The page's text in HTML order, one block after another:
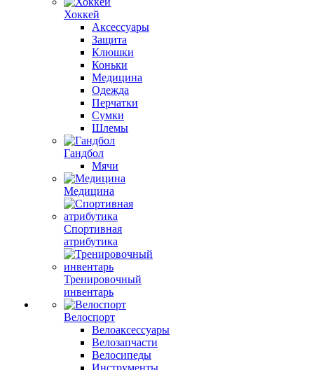
Хоккей
Аксессуары
Защита
Клюшки
Коньки
Медицина
Одежда
Перчатки
Сумки
Шлемы
Гандбол
Мячи
Медицина
Спортивная
атрибутика
Тренировочный
инвентарь
Велоспорт
Велоаксессуары
Велозапчасти
Велосипеды
Инструменты